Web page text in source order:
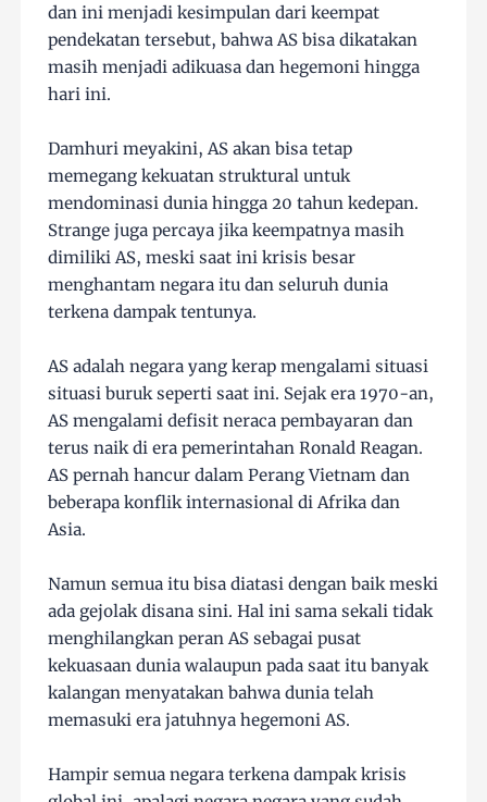
dan ini menjadi kesimpulan dari keempat
pendekatan tersebut, bahwa AS bisa dikatakan
masih menjadi adikuasa dan hegemoni hingga
hari ini.
Damhuri meyakini, AS akan bisa tetap
memegang kekuatan struktural untuk
mendominasi dunia hingga 20 tahun kedepan.
Strange juga percaya jika keempatnya masih
dimiliki AS, meski saat ini krisis besar
menghantam negara itu dan seluruh dunia
terkena dampak tentunya.
AS adalah negara yang kerap mengalami situasi
situasi buruk seperti saat ini. Sejak era 1970-an,
AS mengalami defisit neraca pembayaran dan
terus naik di era pemerintahan Ronald Reagan.
AS pernah hancur dalam Perang Vietnam dan
beberapa konflik internasional di Afrika dan
Asia.
Namun semua itu bisa diatasi dengan baik meski
ada gejolak disana sini. Hal ini sama sekali tidak
menghilangkan peran AS sebagai pusat
kekuasaan dunia walaupun pada saat itu banyak
kalangan menyatakan bahwa dunia telah
memasuki era jatuhnya hegemoni AS.
Hampir semua negara terkena dampak krisis